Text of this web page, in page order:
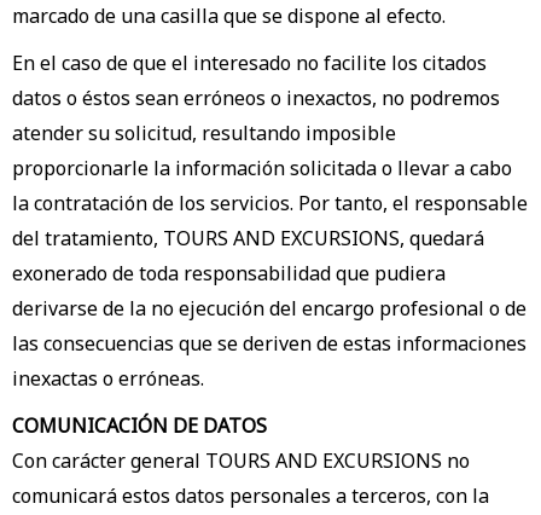
marcado de una casilla que se dispone al efecto.
En el caso de que el interesado no facilite los citados
datos o éstos sean erróneos o inexactos, no podremos
atender su solicitud, resultando imposible
proporcionarle la información solicitada o llevar a cabo
la contratación de los servicios. Por tanto, el responsable
del tratamiento, TOURS AND EXCURSIONS, quedará
exonerado de toda responsabilidad que pudiera
derivarse de la no ejecución del encargo profesional o de
las consecuencias que se deriven de estas informaciones
inexactas o erróneas.
COMUNICACIÓN DE DATOS
Con carácter general TOURS AND EXCURSIONS no
comunicará estos datos personales a terceros, con la